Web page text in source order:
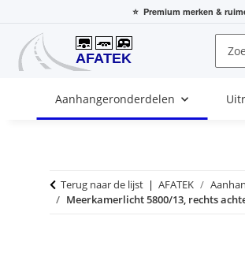
⭐ Premium merken &
Aanhangeronderdelen
Terug naar de lijst AFATEK
Meerkamerlicht 5800/13, rechts